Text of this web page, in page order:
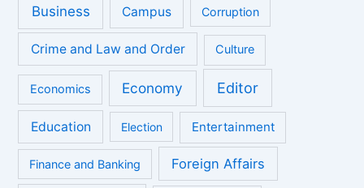
Business Campus Corruption
Crime and Law and Order Culture
Economics Economy Editor
Education Election Entertainment
Finance and Banking Foreign Affairs